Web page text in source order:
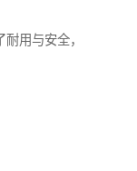
用与安全，